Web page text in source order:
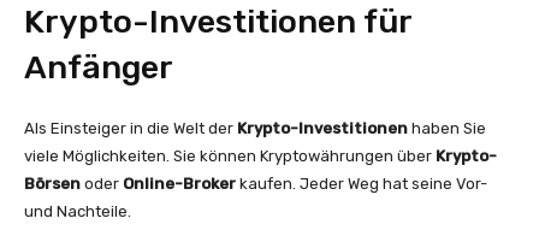
Krypto-Investitionen für
Anfänger
Als Einsteiger in die Welt der Krypto-Investitionen haben Sie
viele Möglichkeiten. Sie können Kryptowährungen über Krypto-
Börsen oder Online-Broker kaufen. Jeder Weg hat seine Vor-
und Nachteile.